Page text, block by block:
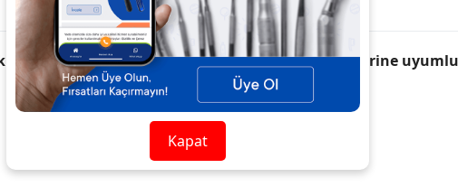
verim. Hafif kompakt, el tutamağı. Tüm diş ünitlerine
Kapat